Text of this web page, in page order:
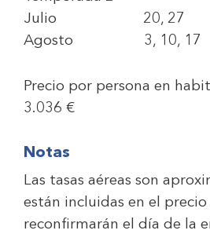
Julio 20, 27
Agosto 3, 10, 17
Precio por persona en
3.036 €
Notas
Las tasas aéreas son
están incluidas en el precio
reconfirmarán el día de la